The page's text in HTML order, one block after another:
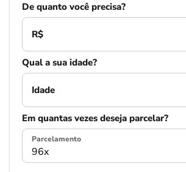
De quanto você precisa?
R$
Qual a sua idade?
Idade
Em quantas vezes deseja parcelar?
Parcelamento